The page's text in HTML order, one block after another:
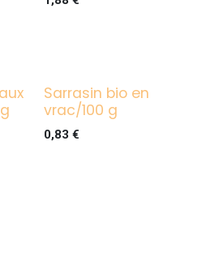
Sarrasin bio en
vrac/100 g
0,83 €